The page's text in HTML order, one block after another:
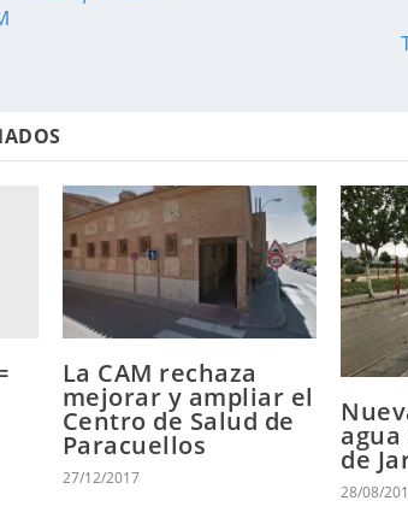
La CAM rechaza
mejorar y ampliar el
Centro de Salud de
Paracuellos
27/12/2017
de
28/08/